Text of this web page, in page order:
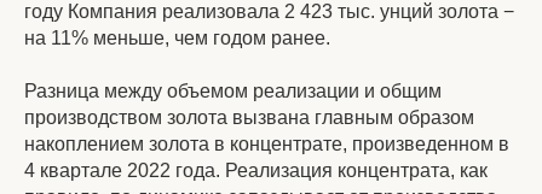
году Компания реализовала 2 423 тыс. унций золота −
на 11% меньше, чем годом ранее.
Разница между объемом реализации и общим
производством золота вызвана главным образом
накоплением золота в концентрате, произведенном в
4 квартале 2022 года. Реализация концентрата, как